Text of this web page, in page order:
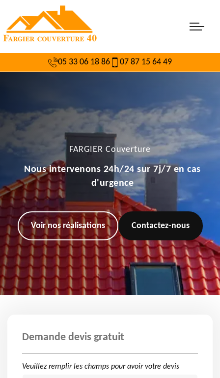
05 33 06 18 86 07 87 15 64 49
FARGIER Couverture
Nous intervenons 24h/24 sur 7j/7 en cas
d'urgence
Voir nos réalisations Contactez-nous
Demande devis gratuit
Veuillez remplir les champs pour avoir votre devis